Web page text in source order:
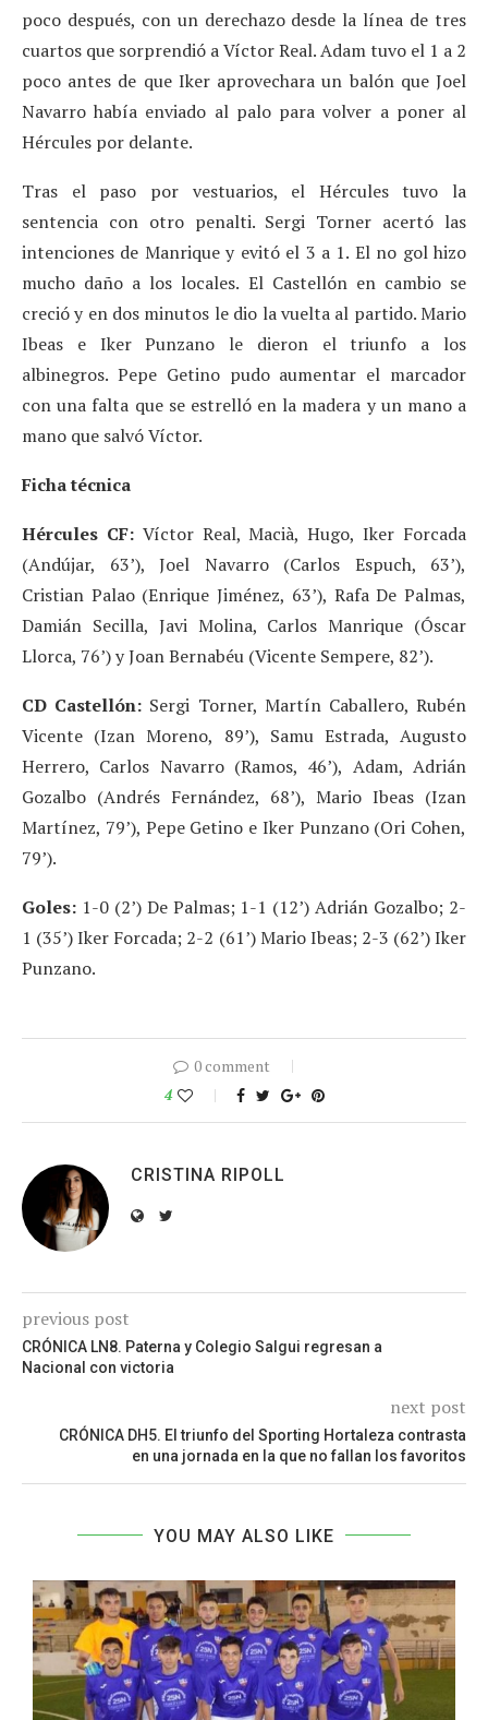
poco después, con un derechazo desde la línea de tres
cuartos que sorprendió a Víctor Real. Adam tuvo el 1 a 2
poco antes de que Iker aprovechara un balón que Joel
Navarro había enviado al palo para volver a poner al
Hércules por delante.
Tras el paso por vestuarios, el Hércules tuvo la
sentencia con otro penalti. Sergi Torner acertó las
intenciones de Manrique y evitó el 3 a 1. El no gol hizo
mucho daño a los locales. El Castellón en cambio se
creció y en dos minutos le dio la vuelta al partido. Mario
Ibeas e Iker Punzano le dieron el triunfo a los
albinegros. Pepe Getino pudo aumentar el marcador
con una falta que se estrelló en la madera y un mano a
mano que salvó Víctor.
Ficha técnica
Hércules CF:Víctor Real, Macià, Hugo, Iker Forcada
(Andújar, 63’), Joel Navarro (Carlos Espuch, 63’),
Cristian Palao (Enrique Jiménez, 63’), Rafa De Palmas,
Damián Secilla, Javi Molina, Carlos Manrique (Óscar
Llorca, 76’) y Joan Bernabéu (Vicente Sempere, 82’).
CD Castellón: Sergi Torner, Martín Caballero, Rubén
Vicente (Izan Moreno, 89’), Samu Estrada, Augusto
Herrero, Carlos Navarro (Ramos, 46’), Adam, Adrián
Gozalbo (Andrés Fernández, 68’), Mario Ibeas (Izan
Martínez, 79’), Pepe Getino e Iker Punzano (Ori Cohen,
79’).
Goles: 1-0 (2’) De Palmas; 1-1 (12’) Adrián Gozalbo; 2-
1 (35’) Iker Forcada; 2-2 (61’) Mario Ibeas; 2-3 (62’) Iker
Punzano.
0 comment
4
CRISTINA RIPOLL
previous post
CRÓNICA LN8. Paterna y Colegio Salgui regresan a
Nacional con victoria
next post
CRÓNICA DH5. El triunfo del Sporting Hortaleza contrasta
en una jornada en la que no fallan los favoritos
YOU MAY ALSO LIKE